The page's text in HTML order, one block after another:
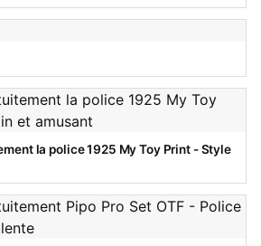
la police 1925 My Toy Print - Style